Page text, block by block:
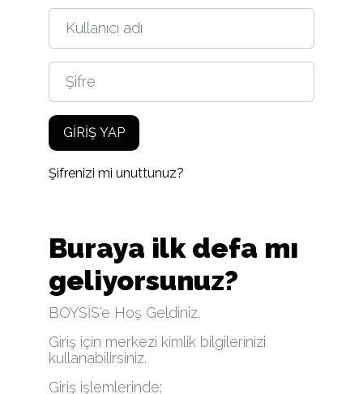
Kullanıcı adı
Şifre
GIRIŞ YAP
Şifrenizi mi unuttunuz?
Buraya ilk defa mı
geliyorsunuz?
BOYSİS'e Hoş Geldiniz.
Giriş için merkezi kimlik bilgilerinizi
kullanabilirsiniz.
Giriş işlemlerinde;